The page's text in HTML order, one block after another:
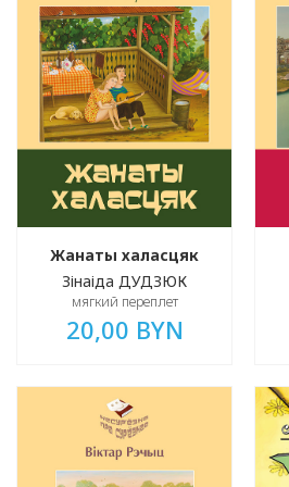
Жанаты халасцяк
Зінаіда ДУДЗЮК
мягкий переплет
20,00 BYN